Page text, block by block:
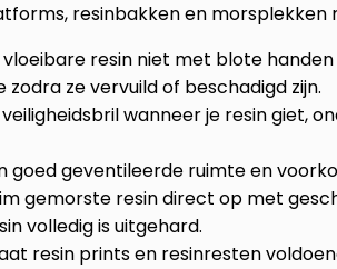
resinbakken en morsplekken
vloeibare resin niet met blote
ze vervuild of beschadigd zijn.
wanneer je resin giet,
goed geventileerde ruimte en
gemorste resin direct op met
volledig is uitgehard.
resin prints en resinresten